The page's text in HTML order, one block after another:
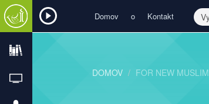
Domov o Kontakt
DOMOV FOR NEW MUSLIM